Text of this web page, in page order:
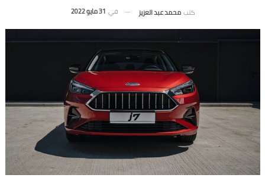
كتب محمد عبد العزيز في 31 مايو 2022